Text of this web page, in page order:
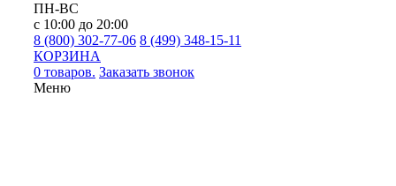
ПН-ВС
с 10:00 до 20:00
8 (800) 302-77-06 8 (499) 348-15-11
КОРЗИНА
0 товаров. Заказать звонок
Меню